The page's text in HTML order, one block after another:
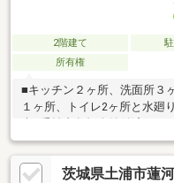
2階建て
所有権
■キッチン２ヶ所、洗面所３
１ヶ所、トイレ2ヶ所と水廻
責※受益者負担金納付済※ト
「土浦駅東学園線」（令和6
要※引渡日は要相談※居住中
茨城県土浦市蓮